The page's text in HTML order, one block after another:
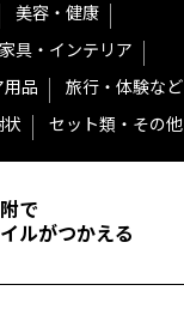
美容・健康
家具・インテリア
用品
旅行・体験など
状
セット類・その他
で
ルがつかえる